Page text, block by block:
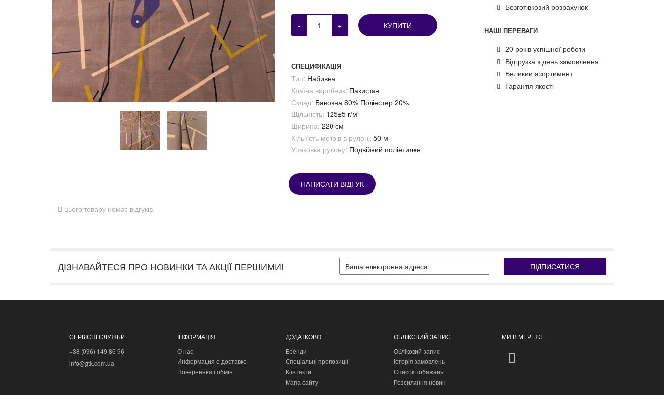
- + КУПИТИ
СПЕЦИФІКАЦІЯ
Тип: Набивна
Країна виробник: Пакистан
Склад: Бавовна 80% Поліестер 20%
Щільність: 125±5 г/м²
Ширина: 220 см
Кількість метрів в рулоні: 50 м
Упаковка рулону: Подвійний поліетилен
Безготівковий розрахунок
НАШІ ПЕРЕВАГИ
20 років успішної роботи
Відгрузка в день замовлення
Великий асортимент
Гарантія якості
НАПИСАТИ ВІДГУК
В цього товару немає відгуків.
ДІЗНАВАЙТЕСЯ ПРО НОВИНКИ ТА АКЦІЇ ПЕРШИМИ! ПІДПИСАТИСЯ
СЕРВІСНІ СЛУЖБИ
+38 (096) 149 86 96
info@gtk.com.ua
ІНФОРМАЦІЯ
О нас
Информация о доставке
Повернення і обмін
ДОДАТКОВО
Бренди
Спеціальні пропозиції
Контакти
Мапа сайту
ОБЛІКОВИЙ ЗАПИС
Обліковий запис
Історія замовлень
Список побажань
Розсилання новин
МИ В МЕРЕЖІ